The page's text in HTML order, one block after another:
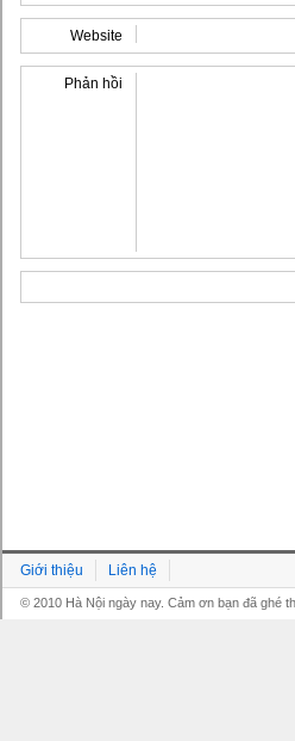
Website
Phản hồi
Giới thiệu Liên hệ
© 2010 Hà Nội ngày nay. Cảm ơn bạn đã ghé